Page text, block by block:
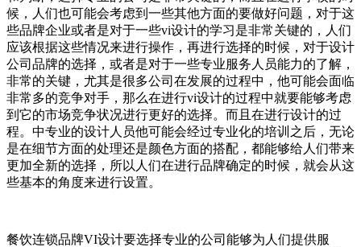
候，人们也可能会考虑到一些其他方面的要做好问题，对于这
些品牌企业或者是对于一些vi设计的学习是非常关键的，人们
应该根据这些情况来进行操作，再进行选择的时候，对于设计
公司品牌的选择，或者是对于一些专业服务人员能力的了解，
非常的关键，尤其是很多公司在发展的过程中，他可能会面临
非常多的竞争对手，那么在进行vi设计的过程中就要能够考虑
到它的市场竞争状况进行更好的选择。而且在进行设计的过
程。中专业的设计人员他可能会经过专业化的培训之后，无论
是在细节方面的处理还是颜色方面的搭配，都能够给人们带来
更加全新的选择，所以人们在进行品牌确定的时候，就会从这
些基本的角度来进行设置。
餐饮连锁品牌VI设计要选择专业的公司能够为人们提供服